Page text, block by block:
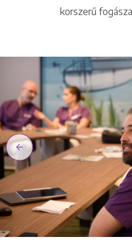
korszerű